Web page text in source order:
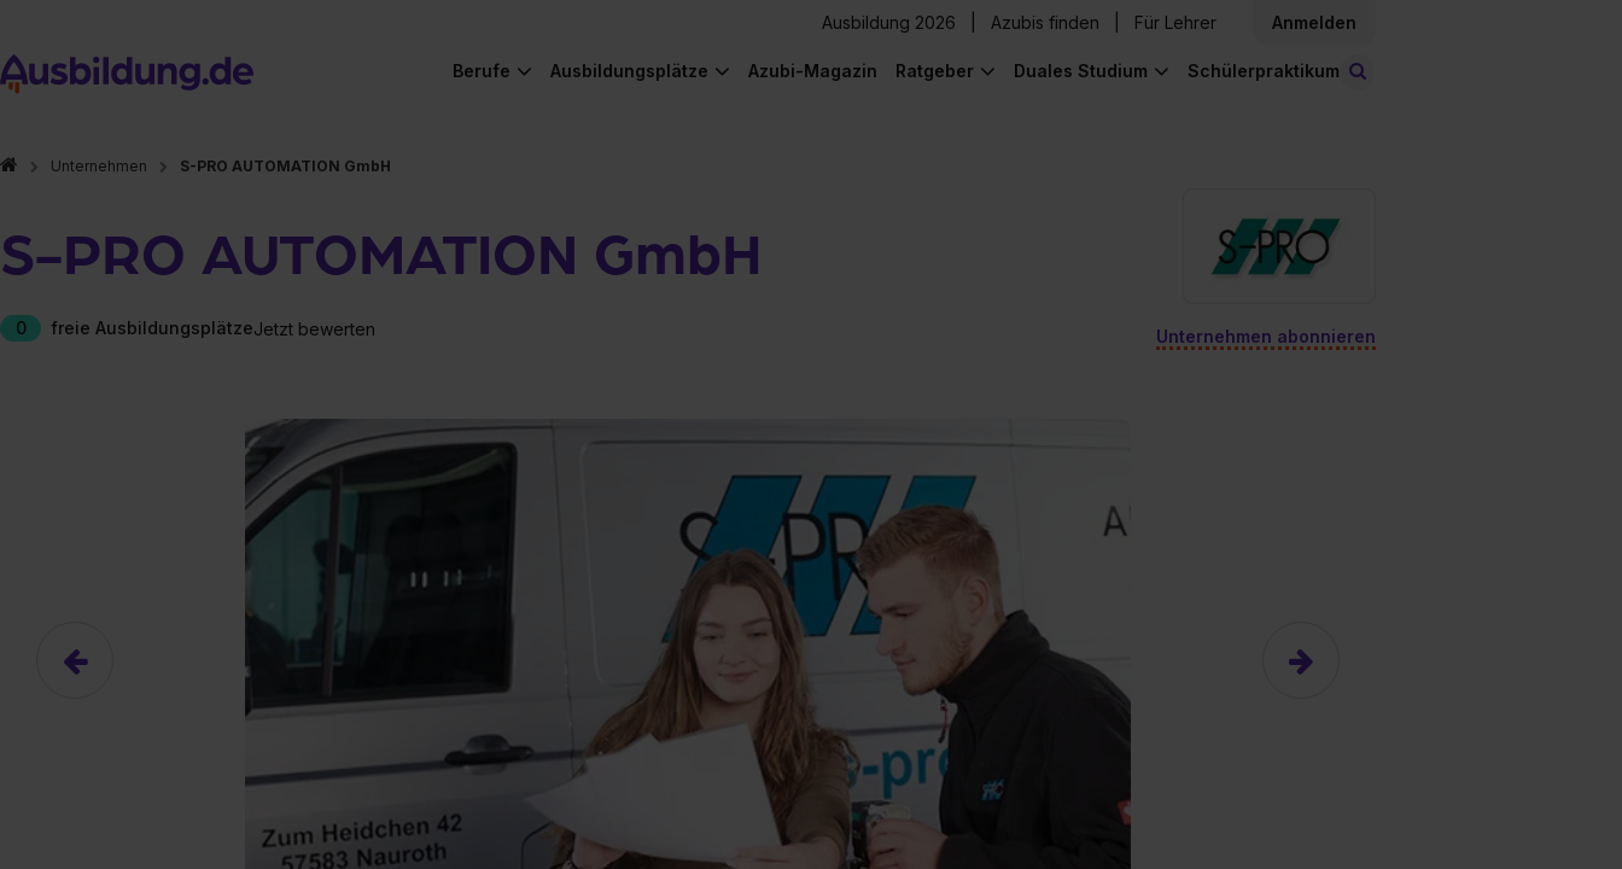
Ausbildung 2026 Azubis finden Für Lehrer Anmelden
Berufe Ausbildungsplätze Azubi-Magazin Ratgeber Duales Studium Schülerpraktikum
Unternehmen S-PRO AUTOMATION GmbH
S-PRO AUTOMATION GmbH
0 freie AusbildungsplätzeJetzt bewerten Unternehmen abonnieren